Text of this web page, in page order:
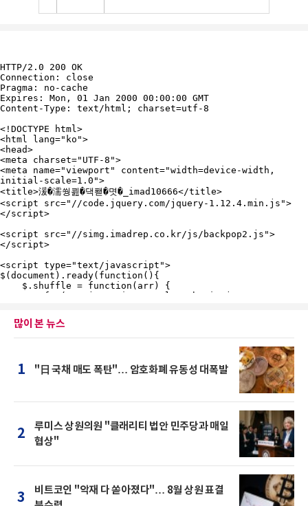
많이 본 뉴스
1 "日 국채 매도 폭탄"… 암호화폐 유동성 대폭발
2
루미스 상원의원 "클래리티 법안 민주당과 매일
협상"
3
비트코인 "악재 다 쏟아졌다"… 8월 상원 표결